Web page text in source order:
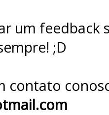
um
;D
contato